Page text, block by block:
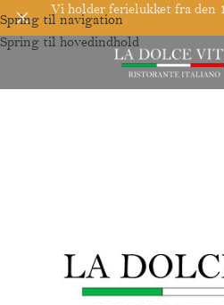
Spring til navigation
Spring til hovedindhold
Vi holder ferielukket fra den